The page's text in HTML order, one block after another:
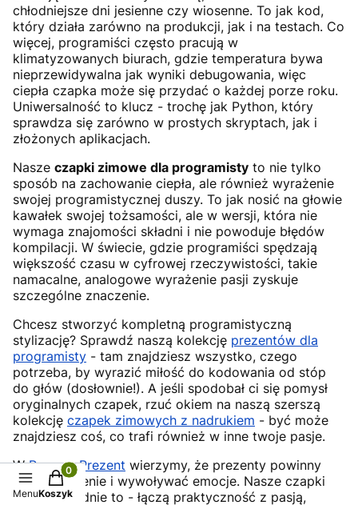
chłodniejsze dni jesienne czy wiosenne. To jak kod,
który działa zarówno na produkcji, jak i na testach. Co
więcej, programiści często pracują w
klimatyzowanych biurach, gdzie temperatura bywa
nieprzewidywalna jak wyniki debugowania, więc
ciepła czapka może się przydać o każdej porze roku.
Uniwersalność to klucz - trochę jak Python, który
sprawdza się zarówno w prostych skryptach, jak i
złożonych aplikacjach.
Nasze czapki zimowe dla programisty to nie tylko
sposób na zachowanie ciepła, ale również wyrażenie
swojej programistycznej duszy. To jak nosić na głowie
kawałek swojej tożsamości, ale w wersji, która nie
wymaga znajomości składni i nie powoduje błędów
kompilacji. W świecie, gdzie programiści spędzają
większość czasu w cyfrowej rzeczywistości, takie
namacalne, analogowe wyrażenie pasji zyskuje
szczególne znaczenie.
Chcesz stworzyć kompletną programistyczną
stylizację? Sprawdź naszą kolekcję prezentów dla
programisty - tam znajdziesz wszystko, czego
potrzeba, by wyrazić miłość do kodowania od stóp
do głów (dosłownie!). A jeśli spodobał ci się pomysł
oryginalnych czapek, rzuć okiem na naszą szerszą
kolekcję czapek zimowych z nadrukiem - być może
znajdziesz coś, co trafi również w inne twoje pasje.
WPora na Prezent wierzymy, że prezenty powinny
mieć znaczenie i wywoływać emocje. Nasze czapki
robią dokładnie to - łączą praktyczność z pasją,
Menu
Produkty w koszyku: 0. Zobacz szczegóły
Koszyk